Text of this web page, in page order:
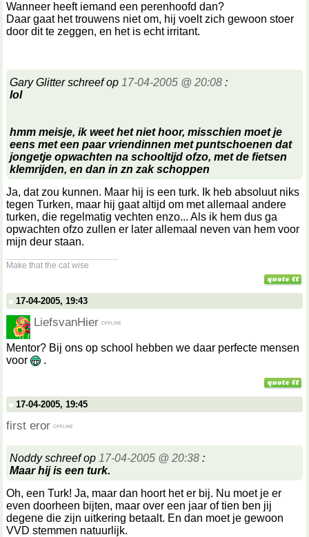
Wanneer heeft iemand een perenhoofd dan?
Daar gaat het trouwens niet om, hij voelt zich gewoon stoer
door dit te zeggen, en het is echt irritant.
Gary Glitter schreef op 17-04-2005 @ 20:08 :
lol
hmm meisje, ik weet het niet hoor, misschien moet je
eens met een paar vriendinnen met puntschoenen dat
jongetje opwachten na schooltijd ofzo, met de fietsen
klemrijden, en dan in zn zak schoppen
Ja, dat zou kunnen. Maar hij is een turk. Ik heb absoluut niks
tegen Turken, maar hij gaat altijd om met allemaal andere
turken, die regelmatig vechten enzo... Als ik hem dus ga
opwachten ofzo zullen er later allemaal neven van hem voor
mijn deur staan.
Make that the cat wise
17-04-2005, 19:43
LiefsvanHier
Mentor? Bij ons op school hebben we daar perfecte mensen
voor
.
17-04-2005, 19:45
first eror
Noddy schreef op 17-04-2005 @ 20:38 :
Maar hij is een turk.
Oh, een Turk! Ja, maar dan hoort het er bij. Nu moet je er
even doorheen bijten, maar over een jaar of tien ben jij
degene die zijn uitkering betaalt. En dan moet je gewoon
VVD stemmen natuurlijk.